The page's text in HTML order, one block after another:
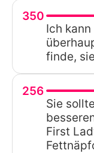
350
Ich
finde,
256
Sie
First